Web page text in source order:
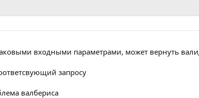
входными параметрами, может вернуть
запросу
валбериса